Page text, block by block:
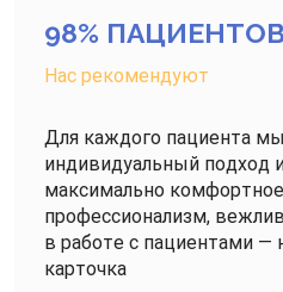
98% ПАЦИЕНТОВ
Нас рекомендуют
Для каждого пациента
индивидуальный подход
максимально комфортное
профессионализм,
в работе с пациентами —
карточка